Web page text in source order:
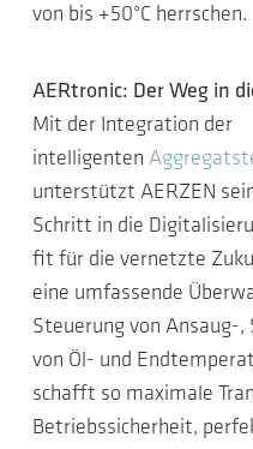
von bis +50°C herrschen.
AERtronic: Der Weg in
Mit der Integration der
intelligenten
unterstützt AERZEN
Schritt in die
fit für die vernetzte
eine umfassende
Steuerung von Ansaug-
von Öl- und
schafft so maximale
Betriebssicherheit,